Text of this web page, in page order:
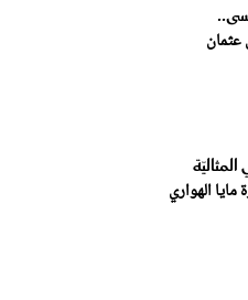
عثمان
مايا الهواري